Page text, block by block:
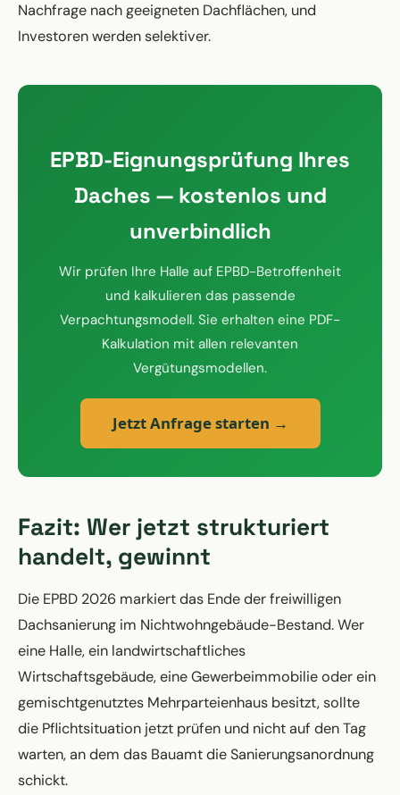
Nachfrage nach geeigneten Dachflächen, und
Investoren werden selektiver.
EPBD-Eignungsprüfung Ihres
Daches — kostenlos und
unverbindlich
Wir prüfen Ihre Halle auf EPBD-Betroffenheit
und kalkulieren das passende
Verpachtungsmodell. Sie erhalten eine PDF-
Kalkulation mit allen relevanten
Vergütungsmodellen.
Jetzt Anfrage starten →
Fazit: Wer jetzt strukturiert
handelt, gewinnt
Die EPBD 2026 markiert das Ende der freiwilligen
Dachsanierung im Nichtwohngebäude-Bestand. Wer
eine Halle, ein landwirtschaftliches
Wirtschaftsgebäude, eine Gewerbeimmobilie oder ein
gemischtgenutztes Mehrparteienhaus besitzt, sollte
die Pflichtsituation jetzt prüfen und nicht auf den Tag
warten, an dem das Bauamt die Sanierungsanordnung
schickt.